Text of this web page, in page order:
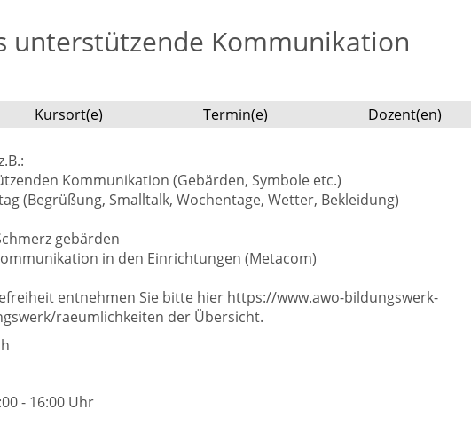
unterstützende Kommunikation
Kursort(e) Termin(e) Dozent(en)
Kommunikation (Gebärden, Symbole etc.)
(Begrüßung, Smalltalk, Wochentage, Wetter, Bekleidung)
gebärden
in den Einrichtungen (Metacom)
entnehmen Sie bitte hier https://www.awo-bildungswerk-
raeumlichkeiten der Übersicht.
- 16:00 Uhr